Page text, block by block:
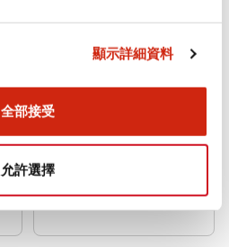
顯示詳細資料
全部接受
允許選擇
XW1E-BV402MFY
φ22 XW系列 停止用開關 XW1E-